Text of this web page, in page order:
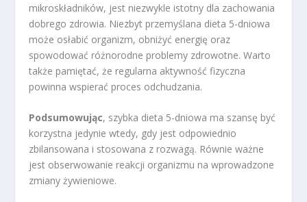
mikroskładników, jest niezwykle istotny dla zachowania
dobrego zdrowia. Niezbyt przemyślana dieta 5-dniowa
może osłabić organizm, obniżyć energię oraz
spowodować różnorodne problemy zdrowotne. Warto
także pamiętać, że regularna aktywność fizyczna
powinna wspierać proces odchudzania.
Podsumowując, szybka dieta 5-dniowa ma szansę być
korzystna jedynie wtedy, gdy jest odpowiednio
zbilansowana i stosowana z rozwagą. Równie ważne
jest obserwowanie reakcji organizmu na wprowadzone
zmiany żywieniowe.